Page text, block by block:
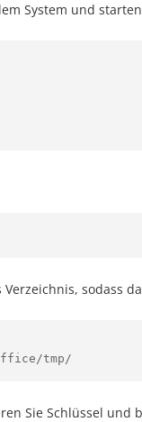
System und
sodass
Sie Schlüssel und